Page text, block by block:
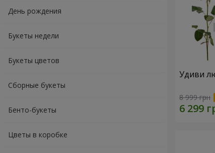
День рождения
Букеты недели
Букеты цветов
Сборные букеты
Бенто-букеты
Цветы в коробке
Удиви
8 999 грн